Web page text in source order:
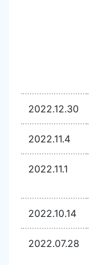
2022.12.30
2022.11.4
2022.11.1
2022.10.14
2022.07.28